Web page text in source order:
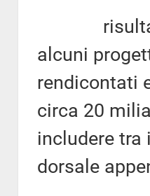
risulta
alcuni
rendicontati
circa 20
includere
dorsale